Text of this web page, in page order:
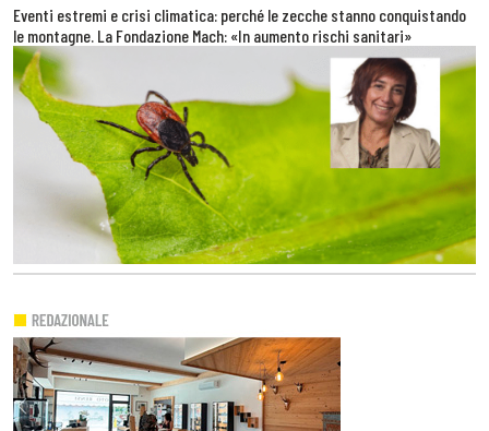
Eventi estremi e crisi climatica: perché le zecche stanno conquistando
le montagne. La Fondazione Mach: «In aumento rischi sanitari»